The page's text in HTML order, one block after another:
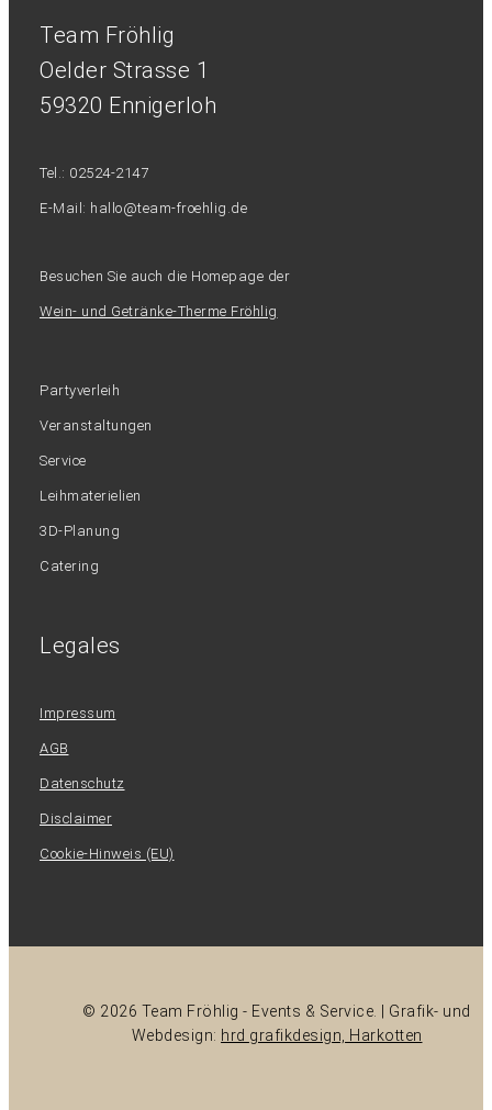
Team Fröhlig
Oelder Strasse 1
59320 Ennigerloh
Tel.: 02524-2147
E-Mail: hallo@team-froehlig.de
Besuchen Sie auch die Homepage der
Wein- und Getränke-Therme Fröhlig
Partyverleih
Veranstaltungen
Service
Leihmaterielien
3D-Planung
Catering
Legales
Impressum
AGB
Datenschutz
Disclaimer
Cookie-Hinweis (EU)
© 2026 Team Fröhlig - Events & Service. | Grafik- und
Webdesign: hrd grafikdesign, Harkotten